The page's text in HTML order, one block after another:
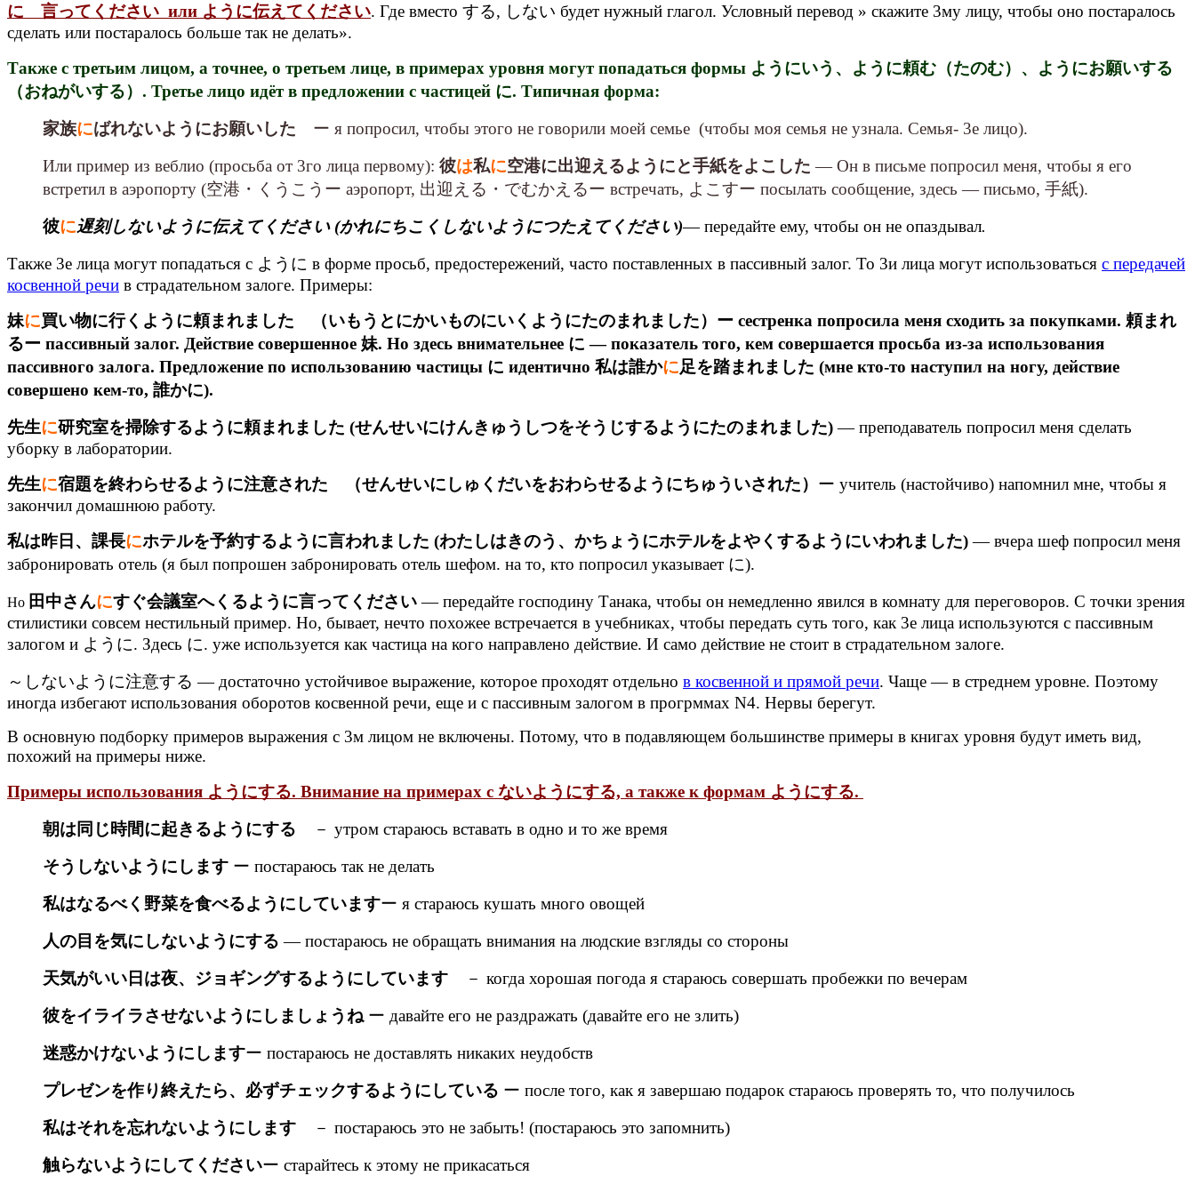
に 言ってください или ように伝えてください. Где вместо する, しない будет нужный глагол. Условный перевод » скажите 3му лицу, чтобы оно постаралось
сделать или постаралось больше так не делать».
Также с третьим лицом, а точнее, о третьем лице, в примерах уровня могут попадаться формы ようにいう、ように頼む（たのむ）、ようにお願いする
（おねがいする）. Третье лицо идёт в предложении с частицей に. Типичная форма:
家族にばれないようにお願いした ー я попросил, чтобы этого не говорили моей семье (чтобы моя семья не узнала. Семья- 3е лицо).
Или пример из веблио (просьба от 3го лица первому): 彼は私に空港に出迎えるようにと手紙をよこした — Он в письме попросил меня, чтобы я его
встретил в аэропорту (空港・くうこうー аэропорт, 出迎える・でむかえるー встречать, よこすー посылать сообщение, здесь — письмо, 手紙).
彼に遅刻しないように伝えてください (かれにちこくしないようにつたえてください)— передайте ему, чтобы он не опаздывал.
Также 3е лица могут попадаться с ように в форме просьб, предостережений, часто поставленных в пассивный залог. То 3и лица могут использоваться с передачей
косвенной речи в страдательном залоге. Примеры:
妹に買い物に行くように頼まれました （いもうとにかいものにいくようにたのまれました）ー сестренка попросила меня сходить за покупками. 頼まれ
るー пассивный залог. Действие совершенное 妹. Но здесь внимательнее に — показатель того, кем совершается просьба из-за использования
пассивного залога. Предложение по использованию частицы に идентично 私は誰かに足を踏まれました (мне кто-то наступил на ногу, действие
совершено кем-то, 誰かに).
先生に研究室を掃除するように頼まれました (せんせいにけんきゅうしつをそうじするようにたのまれました)— преподаватель попросил меня сделать
уборку в лаборатории.
先生に宿題を終わらせるように注意された （せんせいにしゅくだいをおわらせるようにちゅういされた） ー учитель (настойчиво) напомнил мне, чтобы я
закончил домашнюю работу.
私は昨日、課長にホテルを予約するように言われました (わたしはきのう、かちょうにホテルをよやくするようにいわれました)— вчера шеф попросил меня
забронировать отель (я был попрошен забронировать отель шефом. на то, кто попросил указывает に).
Но 田中さんにすぐ会議室へくるように言ってください— передайте господину Танака, чтобы он немедленно явился в комнату для переговоров. С точки зрения
стилистики совсем нестильный пример. Но, бывает, нечто похожее встречается в учебниках, чтобы передать суть того, как 3е лица используются с пассивным
залогом и ように. Здесь に. уже используется как частица на кого направлено действие. И само действие не стоит в страдательном залоге.
～しないように注意する — достаточно устойчивое выражение, которое проходят отдельно в косвенной и прямой речи. Чаще — в стреднем уровне. Поэтому
иногда избегают использования оборотов косвенной речи, еще и с пассивным залогом в прогрммах N4. Нервы берегут.
В основную подборку примеров выражения с 3м лицом не включены. Потому, что в подавляющем большинстве примеры в книгах уровня будут иметь вид,
похожий на примеры ниже.
Примеры использования ようにする. Внимание на примерах с ないようにする, а также к формам ようにする.
朝は同じ時間に起きるようにする － утром стараюсь вставать в одно и то же время
そうしないようにします ー постараюсь так не делать
私はなるべく野菜を食べるようにしていますー я стараюсь кушать много овощей
人の目を気にしないようにする — постараюсь не обращать внимания на людские взгляды со стороны
天気がいい日は夜、ジョギングするようにしています － когда хорошая погода я стараюсь совершать пробежки по вечерам
彼をイライラさせないようにしましょうね ー давайте его не раздражать (давайте его не злить)
迷惑かけないようにしますー постараюсь не доставлять никаких неудобств
プレゼンを作り終えたら、必ずチェックするようにしている ー после того, как я завершаю подарок стараюсь проверять то, что получилось
私はそれを忘れないようにします － постараюсь это не забыть! (постараюсь это запомнить)
触らないようにしてくださいー старайтесь к этому не прикасаться